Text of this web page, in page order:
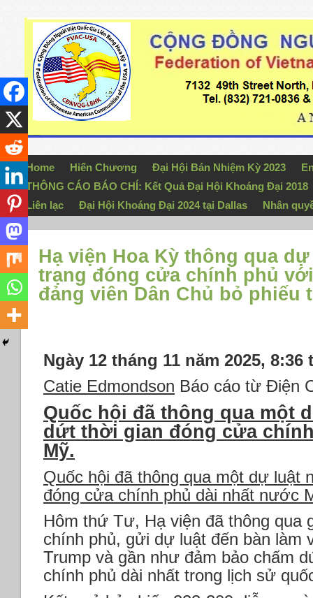
Home Hiến Chương Đại Hội Bán Nhiệm Kỳ 2023
THÔNG CÁO BÁO CHÍ: Kết Quả Đại Hội Khoáng Đại 2018
Liên lạc
Đại Hội Khoáng Đại 2024 tại Dallas Nhân
Hạ viện Hoa Kỳ thông qua
trạng đóng cửa chính phủ
đảng viên Dân Chủ bỏ phiếu
Ngày 12 tháng 11 năm 2025, 8:36
Catie Edmondson Báo cáo từ Điện
Quốc hội đã thông qua một
dứt thời gian đóng cửa
Mỹ.
Quốc hội đã thông qua một dự luật
đóng cửa chính phủ dài nhất nước
Hôm thứ Tư, Hạ viện đã thông qua
chính phủ, gửi dự luật đến bàn làm
Trump và gần như đảm bảo chấm
chính phủ dài nhất trong lịch sử